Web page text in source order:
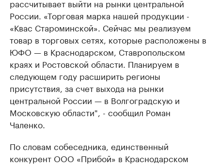
рассчитывает выйти на рынки центральной
России. «Торговая марка нашей продукции -
«Квас Староминской». Сейчас мы реализуем
товар в торговых сетях, которые расположены в
ЮФО — в Краснодарском, Ставропольском
краях и Ростовской области. Планируем в
следующем году расширить регионы
присутствия, за счет выхода на рынки
центральной России — в Волгоградскую и
Московскую области", - сообщил Роман
Чаленко.
По словам собеседника, единственный
конкурент ООО «Прибой» в Краснодарском